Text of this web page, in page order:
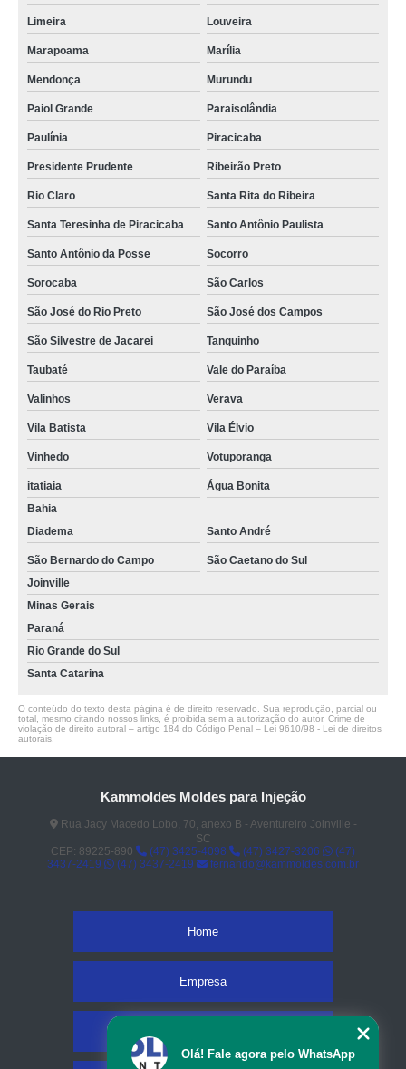
Limeira Louveira
Marapoama Marília
Mendonça Murundu
Paiol Grande Paraisolândia
Paulínia Piracicaba
Presidente Prudente Ribeirão Preto
Rio Claro Santa Rita do Ribeira
Santa Teresinha de Piracicaba Santo Antônio Paulista
Santo Antônio da Posse Socorro
Sorocaba São Carlos
São José do Rio Preto São José dos Campos
São Silvestre de Jacarei Tanquinho
Taubaté Vale do Paraíba
Valinhos Verava
Vila Batista Vila Élvio
Vinhedo Votuporanga
itatiaia
Água Bonita
Bahia
Diadema
Santo André
São Bernardo do Campo
São Caetano do Sul
Joinville
Minas Gerais
Paraná
Rio Grande do Sul
Santa Catarina
O conteúdo do texto desta página é de direito reservado. Sua reprodução, parcial ou
total, mesmo citando nossos links, é proibida sem a autorização do autor. Crime de
violação de direito autoral – artigo 184 do Código Penal – Lei 9610/98 - Lei de direitos
autorais
Kammoldes Moldes para Injeção
Rua Jacy Macedo Lobo, 70, anexo B - Aventureiro Joinville -
SC
CEP: 89225-890
(47) 3425-4098 (47) 3427-3206
(47)
3437-2419
(47) 3437-2419 fernando@kammoldes.com.br
Home
Empresa
Olá! Fale agora pelo WhatsApp